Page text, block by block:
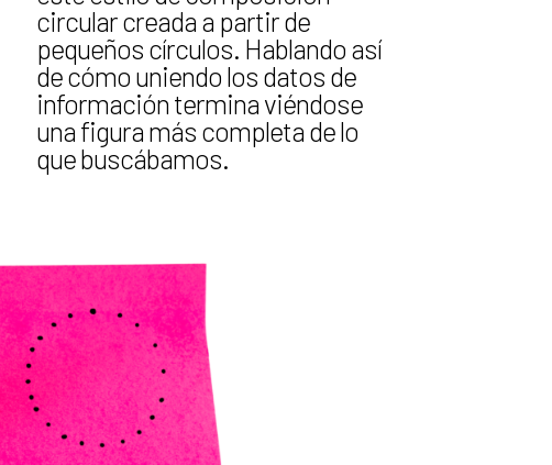
circular creada a partir de
pequeños círculos. Hablando así
de cómo uniendo los datos de
información termina viéndose
una figura más completa de lo
que buscábamos.